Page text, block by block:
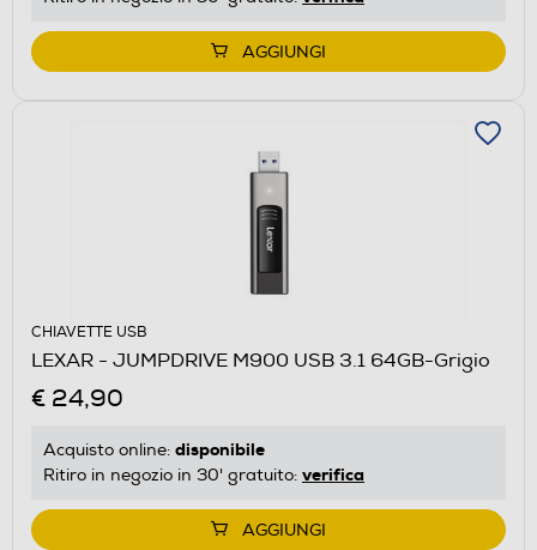
AGGIUNGI
CHIAVETTE USB
LEXAR - JUMPDRIVE M900 USB 3.1 64GB-Grigio
€ 24,90
Acquisto online: disponibile
Ritiro in negozio in 30' gratuito: verifica
AGGIUNGI